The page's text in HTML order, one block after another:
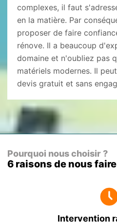
complexes, il faut
en la matière. Par
proposer de faire
rénove. Il a beaucoup
domaine et n'oubliez pas
matériels modernes. Il
devis gratuit et sans
Pourquoi nous choisir ?
6 raisons de nous
Intervention